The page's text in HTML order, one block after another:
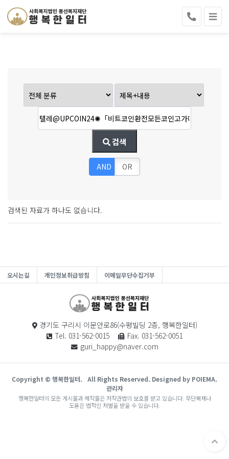
검색
AND OR
검색된 자료가 하나도 없습니다.
오시는길 개인정보취급방침 이메일무단수집거부
경기도 구리시 이문안로86(수평빌딩 2층, 행복한일터)
Tel. 031-562-0015
Fax. 031-562-0051
guri_happy@naver.com
Copyright © 행복한일터.
All Rights Reserved. Designed by POIEMA.
관리자
행복한일터의 모든 게시물과 제작물은 저작권법의 보호를 받고 있습니다. 무단복제나
도용은 법적인 처벌을 받을 수 있습니다.